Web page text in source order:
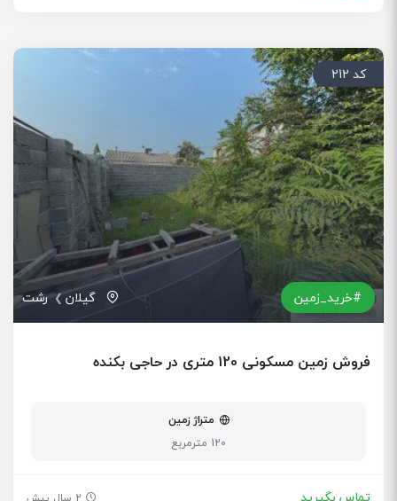
کد 212
#خرید_زمین گیلان رشت
فروش زمین مسکونی 120 متری در حاجی بکنده
متراژ زمین
120 مترمربع